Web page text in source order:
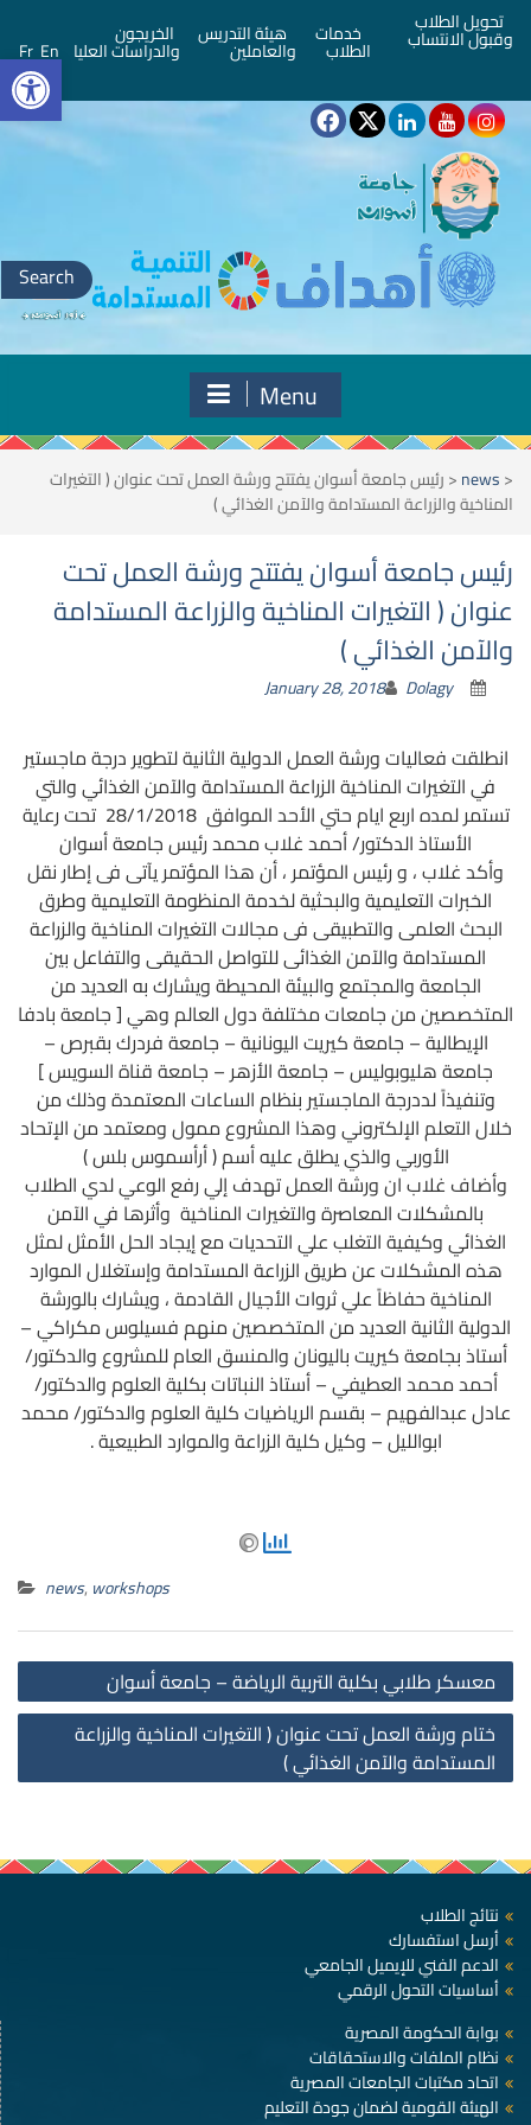
تحويل الطلاب
وقبول الانتساب خدمات
الطلاب
هيئة التدريس
والعاملين
الخريجون
والدراسات العليا En
Fr
Search
for:
Menu
<
news
<رئيس جامعة أسوان يفتتح ورشة العمل تحت عنوان ( التغيرات
المناخية والزراعة المستدامة والآمن الغذائي )
رئيس جامعة أسوان يفتتح ورشة العمل تحت
عنوان ( التغيرات المناخية والزراعة المستدامة
والآمن الغذائي )
January 28, 2018 Dolagy
انطلقت فعاليات ورشة العمل الدولية الثانية لتطوير درجة ماجستير
في التغيرات المناخية الزراعة المستدامة والآمن الغذائي والتي
تستمر لمده اربع ايام حتي الأحد الموافق 28/1/2018 تحت رعاية
الأستاذ الدكتور/ أحمد غلاب محمد رئيس جامعة أسوان
وأكد غلاب ، و رئيس المؤتمر ، أن هذا المؤتمر يآتى فى إطار نقل
الخبرات التعليمية والبحثية لخدمة المنظومة التعليمية وطرق
البحث العلمى والتطبيقى فى مجالات التغيرات المناخية والزراعة
المستدامة والآمن الغذائى للتواصل الحقيقى والتفاعل بين
الجامعة والمجتمع والبيئة المحيطة ويشارك به العديد من
المتخصصين من جامعات مختلفة دول العالم وهي [ جامعة بادفا
الإيطالية – جامعة كيريت اليونانية – جامعة فردرك بقبرص –
جامعة هليوبوليس – جامعة الأزهر – جامعة قناة السويس ]
وتنفيذاً لددرجة الماجستير بنظام الساعات المعتمدة وذلك من
خلال التعلم الإلكتروني وهذا المشروع ممول ومعتمد من الإتحاد
الأوربي والذي يطلق عليه أسم ( أرأسموس بلس )
وأضاف غلاب ان ورشة العمل تهدف إلي رفع الوعي لدي الطلاب
بالمشكلات المعاصرة والتغيرات المناخية وأثرها في الآمن
الغذائي وكيفية التغلب علي التحديات مع إيجاد الحل الأمثل لمثل
هذه المشكلات عن طريق الزراعة المستدامة وإستغلال الموارد
المناخية حفاظاً علي ثروات الأجيال القادمة ، ويشارك بالورشة
الدولية الثانية العديد من المتخصصين منهم فسيلوس مكراكي –
أستاذ بجامعة كيريت باليونان والمنسق العام للمشروع والدكتور/
أحمد محمد العطيفي – أستاذ النباتات بكلية العلوم والدكتور/
عادل عبدالفهيم – بقسم الرياضيات كلية العلوم والدكتور/ محمد
ابوالليل – وكيل كلية الزراعة والموارد الطبيعية .
news, workshops
معسكر طلابي بكلية التربية الرياضة – جامعة أسوان
ختام ورشة العمل تحت عنوان ( التغيرات المناخية والزراعة
المستدامة والآمن الغذائي )
نتائج الطلاب
أرسل استفسارك
الدعم الفني للإيميل الجامعي
أساسيات التحول الرقمي
بوابة الحكومة المصرية
نظام الملفات والاستحقاقات
اتحاد مكتبات الجامعات المصرية
الهيئة القومية لضمان جودة التعليم